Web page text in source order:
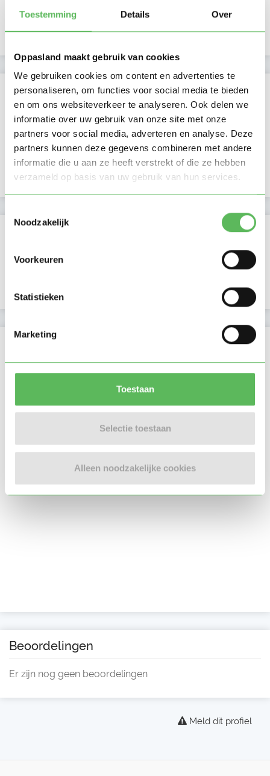
Toestemming Details Over
Oppasland maakt gebruik van cookies
We gebruiken cookies om content en advertenties te
personaliseren, om functies voor social media te bieden
en om ons websiteverkeer te analyseren. Ook delen we
informatie over uw gebruik van onze site met onze
partners voor social media, adverteren en analyse. Deze
partners kunnen deze gegevens combineren met andere
informatie die u aan ze heeft verstrekt of die ze hebben
verzameld op basis van uw gebruik van hun services.
Noodzakelijk
Voorkeuren
Statistieken
Marketing
Toestaan
Selectie toestaan
Alleen noodzakelijke cookies
Avond
NIEUW
Activiteit op Oppasland
Laatste activiteit 04-07-2026
Lid sinds 04-07-2026
Profiel bijgewerkt 04-07-2026
Verificaties
E-mailadres is geverifieerd
Locatie oppasadres (Amsterdam)
Beoordelingen
Er zijn nog geen beoordelingen
Meld dit profiel